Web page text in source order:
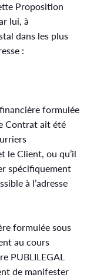
Proposition
lui, à
dans les plus
:
formulée
Contrat ait été
le Client, ou qu’il
spécifiquement
à l’adresse
formulée sous
au cours
PUBLILEGAL
de manifester